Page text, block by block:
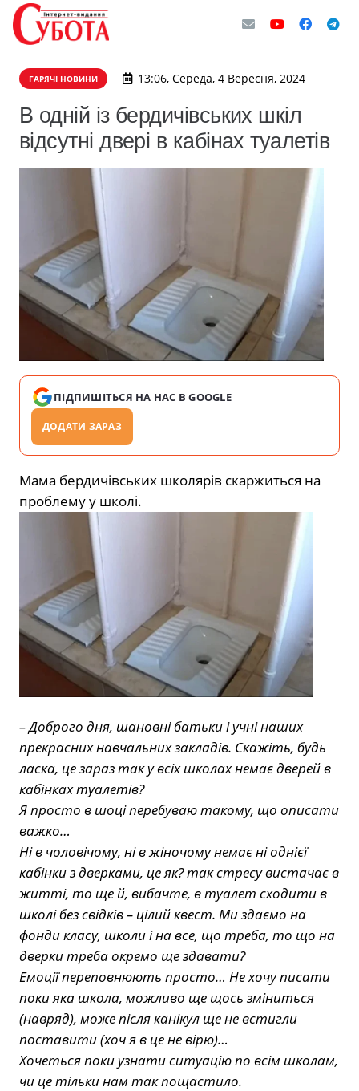
ГАРЯЧІ НОВИНИ 13:06, Середа, 4 Вересня, 2024
В одній із бердичівських шкіл
відсутні двері в кабінах туалетів
ПІДПИШІТЬСЯ НА НАС В GOOGLE
ДОДАТИ ЗАРАЗ
Мама бердичівських школярів скаржиться на
проблему у школі.
– Доброго дня, шановні батьки і учні наших
прекрасних навчальних закладів. Скажіть, будь
ласка, це зараз так у всіх школах немає дверей в
кабінках туалетів?
Я просто в шоці перебуваю такому, що описати
важко…
Ні в чоловічому, ні в жіночому немає ні однієї
кабінки з дверками, це як? так стресу вистачає в
житті, то ще й, вибачте, в туалет сходити в
школі без свідків – цілий квест. Ми здаємо на
фонди класу, школи і на все, що треба, то що на
дверки треба окремо ще здавати?
Емоції переповнюють просто… Не хочу писати
поки яка школа, можливо ще щось зміниться
(навряд), може після канікул ще не встигли
поставити (хоч я в це не вірю)…
Хочеться поки узнати ситуацію по всім школам,
чи це тільки нам так пощастило.